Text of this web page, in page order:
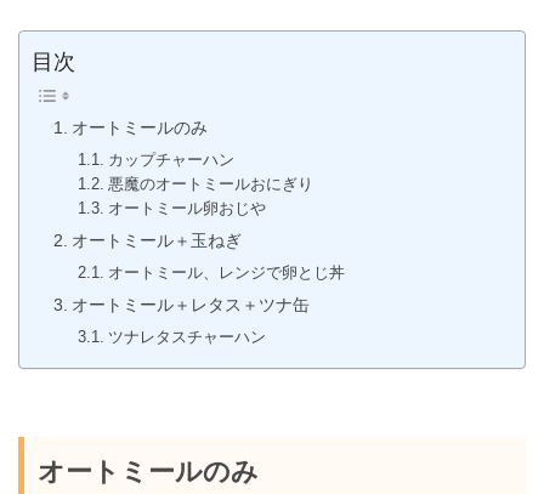
目次
オートミールのみ
カップチャーハン
悪魔のオートミールおにぎり
オートミール卵おじや
オートミール＋玉ねぎ
オートミール、レンジで卵とじ丼
オートミール＋レタス＋ツナ缶
ツナレタスチャーハン
オートミールのみ